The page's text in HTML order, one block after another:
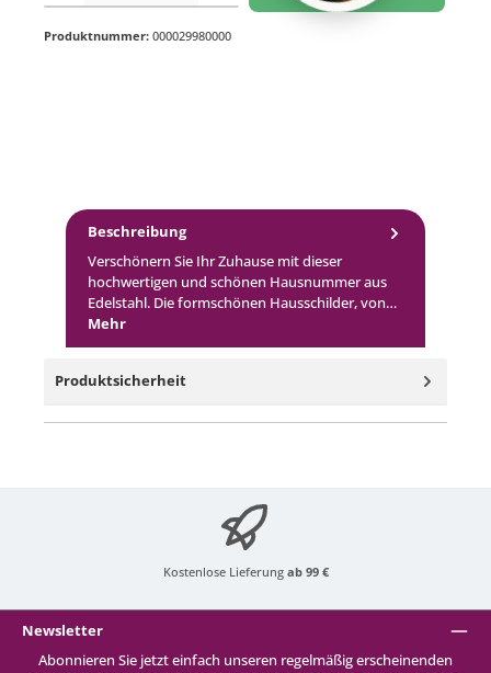
Produktnummer: 000029980000
Beschreibung
Verschönern Sie Ihr Zuhause mit dieser
hochwertigen und schönen Hausnummer aus
Edelstahl. Die formschönen Hausschilder, von…
Mehr
Produktsicherheit
Kostenlose Lieferung ab 99 €
Newsletter
Abonnieren Sie jetzt einfach unseren regelmäßig erscheinenden